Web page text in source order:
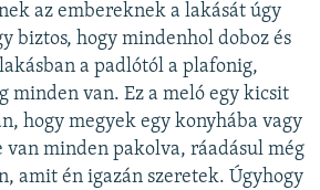
az embereknek a lakását úgy
biztos, hogy mindenhol doboz és
a padlótól a plafonig,
minden van. Ez a meló egy kicsit
hogy megyek egy konyhába vagy
van minden pakolva, ráadásul még
amit én igazán szeretek. Úgyhogy